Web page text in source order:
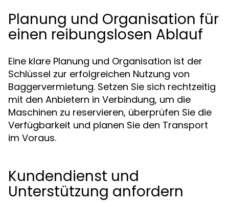
Planung und Organisation für
einen reibungslosen Ablauf
Eine klare Planung und Organisation ist der
Schlüssel zur erfolgreichen Nutzung von
Baggervermietung. Setzen Sie sich rechtzeitig
mit den Anbietern in Verbindung, um die
Maschinen zu reservieren, überprüfen Sie die
Verfügbarkeit und planen Sie den Transport
im Voraus.
Kundendienst und
Unterstützung anfordern